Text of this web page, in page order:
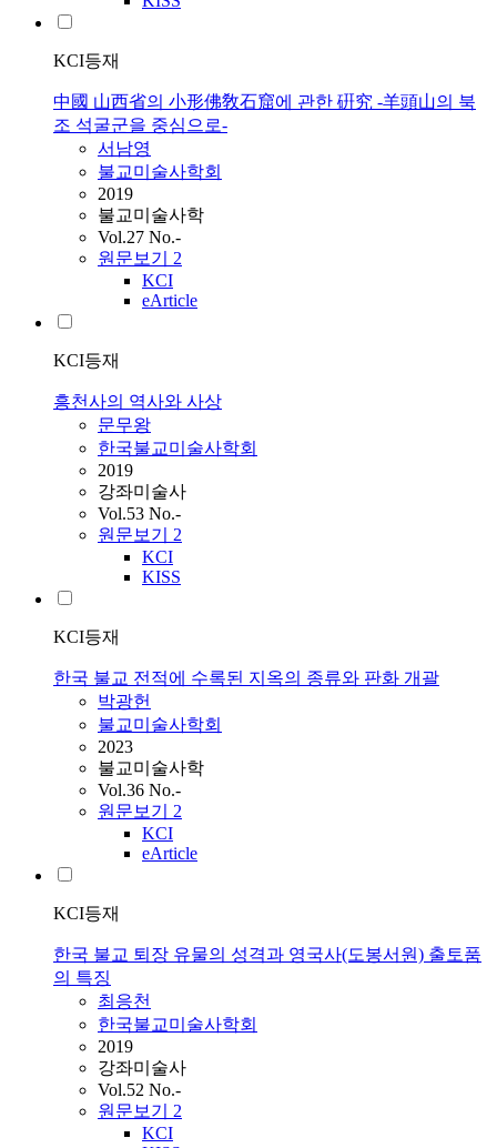
KCI등재
中國 山西省의 小形佛敎石窟에 관한 硏究 -羊頭山의 북
조 석굴군을 중심으로-
서남영
불교미술사학회
2019
불교미술사학
Vol.27 No.-
원문보기 2
KCI
eArticle
KCI등재
흥천사의 역사와 사상
문무왕
한국불교미술사학회
2019
강좌미술사
Vol.53 No.-
원문보기 2
KCI
KISS
KCI등재
한국 불교 전적에 수록된 지옥의 종류와 판화 개괄
박광헌
불교미술사학회
2023
불교미술사학
Vol.36 No.-
원문보기 2
KCI
eArticle
KCI등재
한국 불교 퇴장 유물의 성격과 영국사(도봉서원) 출토품
의 특징
최응천
한국불교미술사학회
2019
강좌미술사
Vol.52 No.-
원문보기 2
KCI